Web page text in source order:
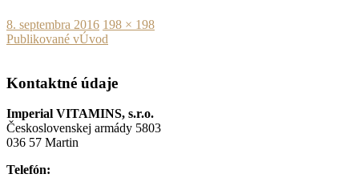
Publikované
8. septembra 2016 Plná
veľkosť
198 × 198
Navigácia
článku
Publikované vÚvod
Kontaktné údaje
Imperial VITAMINS, s.r.o.
Československej armády 5803
036 57 Martin
Telefón: